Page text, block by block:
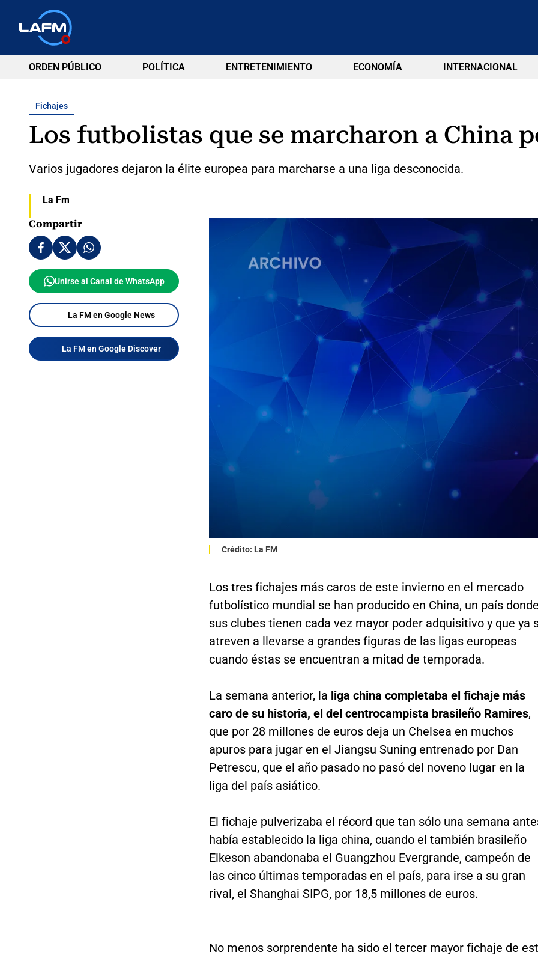
ORDEN PÚBLICO POLÍTICA ENTRETENIMIENTO ECONOMÍA INTERNACIONAL
Fichajes
Los futbolistas que se marcharon a China
Varios jugadores dejaron la élite europea para marcharse a una liga desconocida.
La Fm
Compartir
Unirse al Canal de WhatsApp
La FM en Google News
La FM en Google Discover
Crédito: La FM
Los tres fichajes más caros de este invierno en el mercado
futbolístico mundial se han producido en China, un país
sus clubes tienen cada vez mayor poder adquisitivo y que ya
atreven a llevarse a grandes figuras de las ligas europeas
cuando éstas se encuentran a mitad de temporada.
La semana anterior, la liga china completaba el fichaje más
caro de su historia, el del centrocampista brasileño Ramires,
que por 28 millones de euros deja un Chelsea en muchos
apuros para jugar en el Jiangsu Suning entrenado por Dan
Petrescu, que el año pasado no pasó del noveno lugar en la
liga del país asiático.
El fichaje pulverizaba el récord que tan sólo una semana
había establecido la liga china, cuando el también brasileño
Elkeson abandonaba el Guangzhou Evergrande, campeón de
las cinco últimas temporadas en el país, para irse a su gran
rival, el Shanghai SIPG, por 18,5 millones de euros.
No menos sorprendente ha sido el tercer mayor fichaje de